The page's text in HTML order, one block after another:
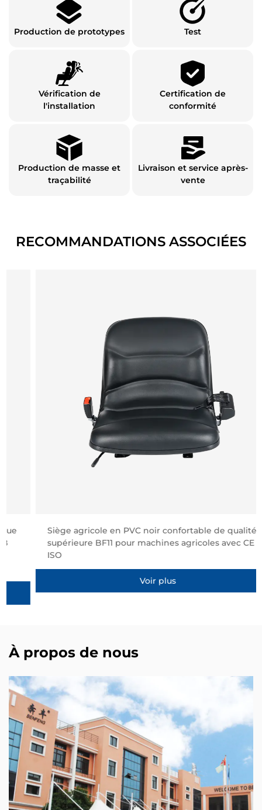
Production de prototypes Test
Vérification de
l'installation
Certification de
conformité
Production de masse et
traçabilité
Livraison et service après-
vente
RECOMMANDATIONS ASSOCIÉES
Siège agricole en PVC noir confortable de qualité
supérieure BF11 pour machines agricoles avec CE
Voir plus
À propos de nous